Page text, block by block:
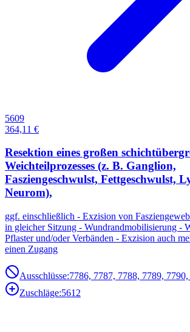
5609
364,11 €
Resektion eines großen
Weichteilprozesses (z. B. Ganglion,
Fasziengeschwulst, Fettgeschwulst,
Neurom),
ggf. einschließlich - Exzision von
in gleicher Sitzung - Wundrandmobilisierung -
Pflaster und/oder Verbänden - Exzision auch
einen Zugang
Ausschlüsse:7786, 7787, 7788, 7789,
Zuschläge:5612